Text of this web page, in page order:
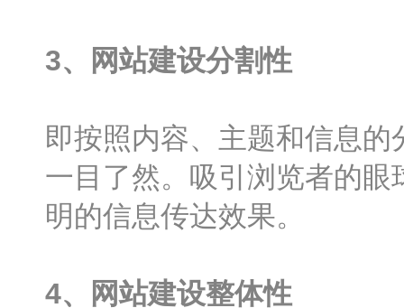
3、网站建设分割性
即按照内容、主题和信息
一目了然。吸引浏览者的
明的信息传达效果。
4、网站建设整体性